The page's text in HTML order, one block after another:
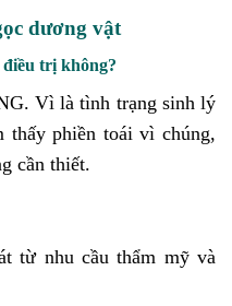
dương vật
trị không?
Vì là tình trạng sinh lý
thấy phiền toái vì chúng,
cần thiết.
từ nhu cầu thẩm mỹ và